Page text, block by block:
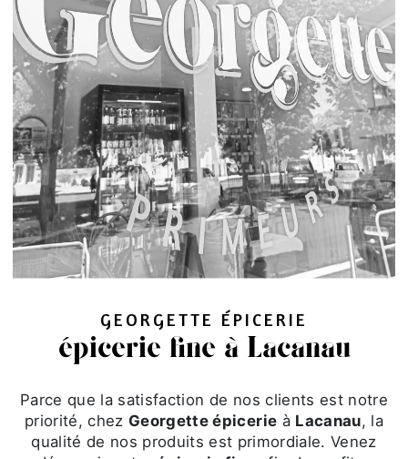
GEORGETTE ÉPICERIE
épicerie fine à Lacanau
Parce que la satisfaction de nos clients est notre
priorité, chez Georgette épicerie à Lacanau, la
qualité de nos produits est primordiale. Venez